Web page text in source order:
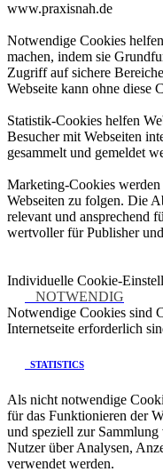
www.praxisnah.de
Notwendige Cookies
machen, indem sie
Zugriff auf sichere
Webseite kann ohne diese
Statistik-Cookies helfen
Besucher mit Webseiten
gesammelt und gemeldet
Marketing-Cookies
Webseiten zu folgen. Die
relevant und ansprechend
wertvoller für Publisher
Individuelle Cookie-
NOTWENDIG
Notwendige Cookies sind
Internetseite erforderlich
STATISTICS
Als nicht notwendige
für das Funktionieren der
und speziell zur Sammlung
Nutzer über Analysen,
verwendet werden.